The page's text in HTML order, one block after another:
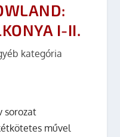
I-II.
kategória
sorozat
művel